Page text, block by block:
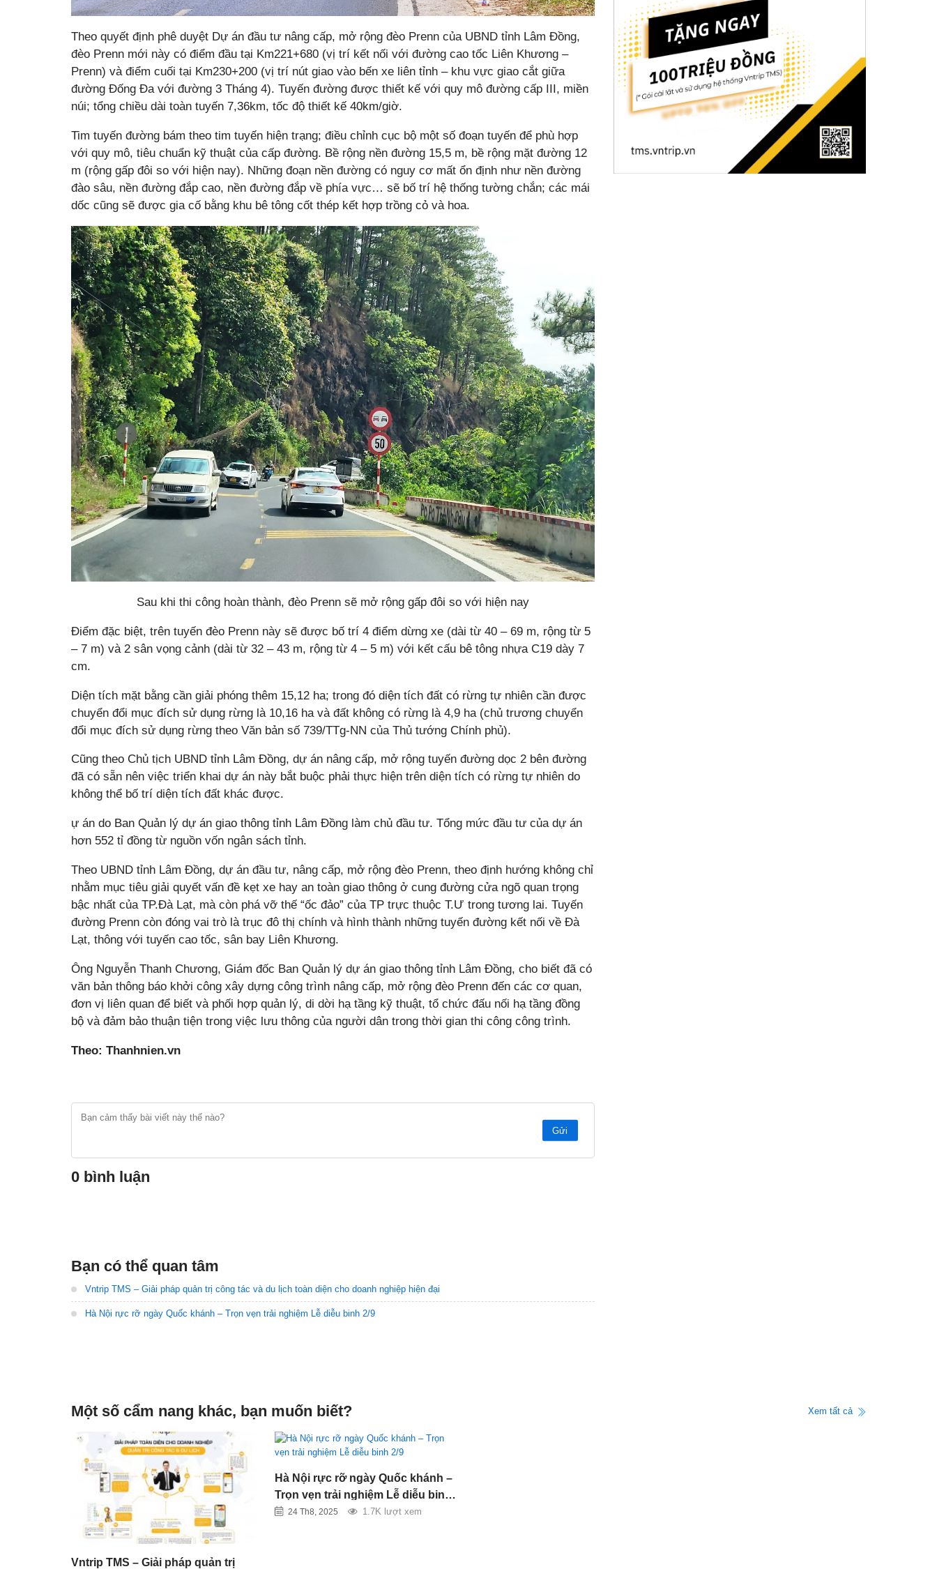
Theo quyết định phê duyệt Dự án đầu tư nâng cấp, mở rộng đèo Prenn của UBND tỉnh Lâm Đồng,
đèo Prenn mới này có điểm đầu tại Km221+680 (vị trí kết nối với đường cao tốc Liên Khương –
Prenn) và điểm cuối tại Km230+200 (vị trí nút giao vào bến xe liên tỉnh – khu vực giao cắt giữa
đường Đống Đa với đường 3 Tháng 4). Tuyến đường được thiết kế với quy mô đường cấp III, miền
núi; tổng chiều dài toàn tuyến 7,36km, tốc độ thiết kế 40km/giờ.
Tim tuyến đường bám theo tim tuyến hiện trạng; điều chỉnh cục bộ một số đoạn tuyến để phù hợp
với quy mô, tiêu chuẩn kỹ thuật của cấp đường. Bề rộng nền đường 15,5 m, bề rộng mặt đường 12
m (rộng gấp đôi so với hiện nay). Những đoạn nền đường có nguy cơ mất ổn định như nền đường
đào sâu, nền đường đắp cao, nền đường đắp về phía vực… sẽ bố trí hệ thống tường chắn; các mái
dốc cũng sẽ được gia cố bằng khu bê tông cốt thép kết hợp trồng cỏ và hoa.
Sau khi thi công hoàn thành, đèo Prenn sẽ mở rộng gấp đôi so với hiện nay
Điểm đặc biệt, trên tuyến đèo Prenn này sẽ được bố trí 4 điểm dừng xe (dài từ 40 – 69 m, rộng từ 5
– 7 m) và 2 sân vọng cảnh (dài từ 32 – 43 m, rộng từ 4 – 5 m) với kết cấu bê tông nhựa C19 dày 7
cm.
Diện tích mặt bằng cần giải phóng thêm 15,12 ha; trong đó diện tích đất có rừng tự nhiên cần được
chuyển đổi mục đích sử dụng rừng là 10,16 ha và đất không có rừng là 4,9 ha (chủ trương chuyển
đổi mục đích sử dụng rừng theo Văn bản số 739/TTg-NN của Thủ tướng Chính phủ).
Cũng theo Chủ tịch UBND tỉnh Lâm Đồng, dự án nâng cấp, mở rộng tuyến đường dọc 2 bên đường
đã có sẵn nên việc triển khai dự án này bắt buộc phải thực hiện trên diện tích có rừng tự nhiên do
không thể bố trí diện tích đất khác được.
ự án do Ban Quản lý dự án giao thông tỉnh Lâm Đồng làm chủ đầu tư. Tổng mức đầu tư của dự án
hơn 552 tỉ đồng từ nguồn vốn ngân sách tỉnh.
Theo UBND tỉnh Lâm Đồng, dự án đầu tư, nâng cấp, mở rộng đèo Prenn, theo định hướng không chỉ
nhằm mục tiêu giải quyết vấn đề kẹt xe hay an toàn giao thông ở cung đường cửa ngõ quan trọng
bậc nhất của TP.Đà Lạt, mà còn phá vỡ thế “ốc đảo” của TP trực thuộc T.Ư trong tương lai. Tuyến
đường Prenn còn đóng vai trò là trục đô thị chính và hình thành những tuyến đường kết nối về Đà
Lạt, thông với tuyến cao tốc, sân bay Liên Khương.
Ông Nguyễn Thanh Chương, Giám đốc Ban Quản lý dự án giao thông tỉnh Lâm Đồng, cho biết đã có
văn bản thông báo khởi công xây dựng công trình nâng cấp, mở rộng đèo Prenn đến các cơ quan,
đơn vị liên quan để biết và phối hợp quản lý, di dời hạ tầng kỹ thuật, tổ chức đấu nối hạ tầng đồng
bộ và đảm bảo thuận tiện trong việc lưu thông của người dân trong thời gian thi công công trình.
Theo: Thanhnien.vn
Gửi
0 bình luận
Bạn có thể quan tâm
Vntrip TMS – Giải pháp quản trị công tác và du lịch toàn diện cho doanh nghiệp hiện đại
Hà Nội rực rỡ ngày Quốc khánh – Trọn vẹn trải nghiệm Lễ diễu binh 2/9
Một số cẩm nang khác, bạn muốn biết? Xem tất cả
Vntrip TMS – Giải pháp quản trị
Hà Nội rực rỡ ngày Quốc khánh –
Trọn vẹn trải nghiệm Lễ diễu binh
2/924 Th8, 2025 1.7K lượt xem